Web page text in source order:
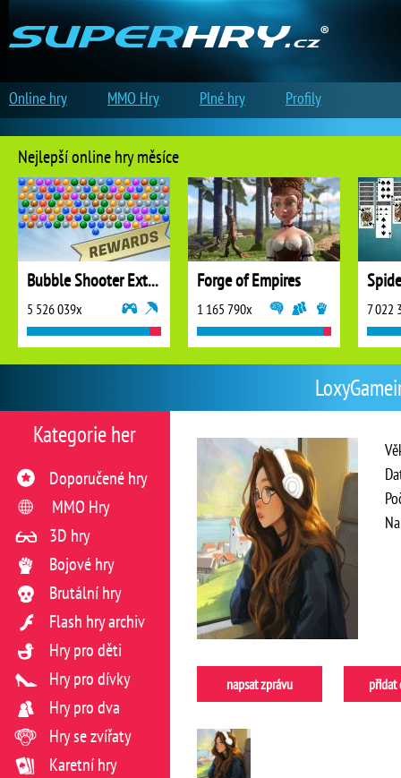
napsat zprávu přidat
Kategorie her
Doporučené hry
MMO Hry
3D hry
Bojové hry
Brutální hry
Flash hry archiv
Hry pro děti
Hry pro dívky
Hry pro dva
Hry se zvířaty
Karetní hry
Nejlepší online hry měsíce
Bubble Shooter Extreme
5 526 039x
Forge of Empires
1 165 790x 7 022
Online hry MMO Hry Plné hry Profily